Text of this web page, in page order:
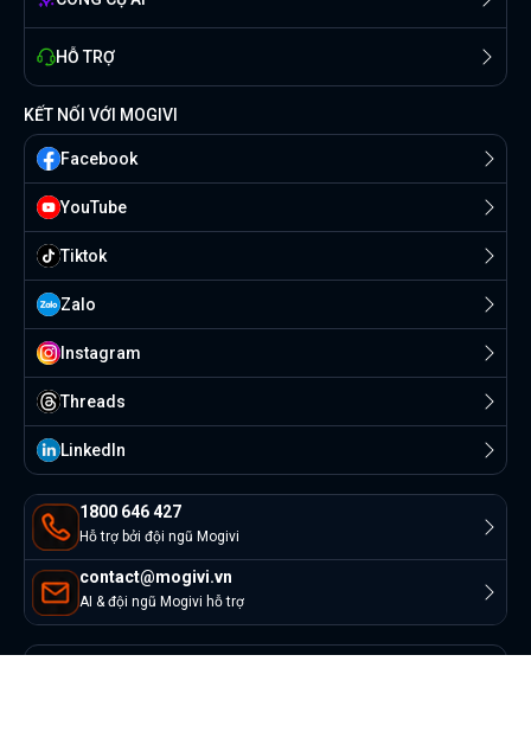
HỖ TRỢ
1800 646 427
Hỗ trợ bởi đội ngũ Mogivi
contact@mogivi.vn
AI & đội ngũ Mogivi hỗ trợ
KẾT NỐI VỚI MOGIVI
Facebook
YouTube
Tiktok
Zalo
Instagram
Threads
Linkedln